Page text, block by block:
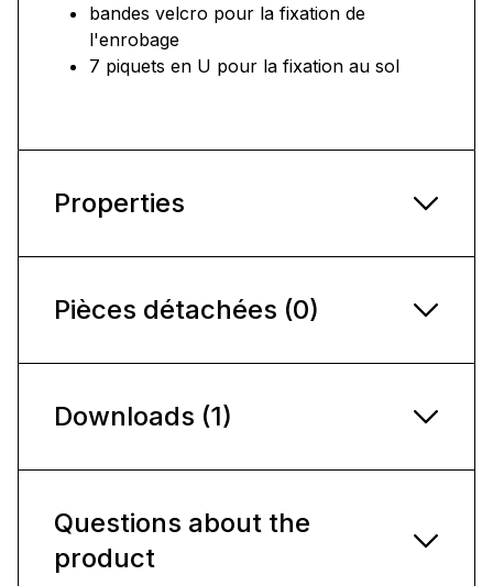
bandes velcro pour la fixation de
l'enrobage
7 piquets en U pour la fixation au sol
Properties
Pièces détachées (0)
Downloads (1)
Questions about the
product